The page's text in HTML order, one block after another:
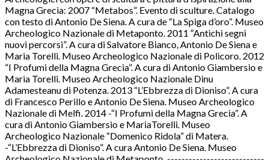
Magna Grecia: 2007 “Metabos”. Evento di sculture. Catalogo
con testo di Antonio De Siena. A cura de “La Spiga d’oro”. Museo
Archeologico Nazionale di Metaponto. 2011 “Antichi segni
nuovi percorsi”. A cura di Salvatore Bianco, Antonio De Siena e
Maria Torelli. Museo Archeologico Nazionale di Policoro. 2012
“I Profumi della Magna Grecia”. A cura di Antonio Giambersio e
Maria Torelli. Museo Archeologico Nazionale Dinu
Adamesteanu di Potenza. 2013 “L’Ebbrezza di Dioniso”. A cura
di Francesco Perillo e Antonio De Siena. Museo Archeologico
Nazionale di Melfi. 2014 -“I Profumi della Magna Grecia”. A
cura di Antonio Giambersio e MariaTorelli. Museo
Archeologico Nazionale “Domenico Ridola” di Matera.
-“L’Ebbrezza di Dioniso”. A cura Antonio De Siena. Museo